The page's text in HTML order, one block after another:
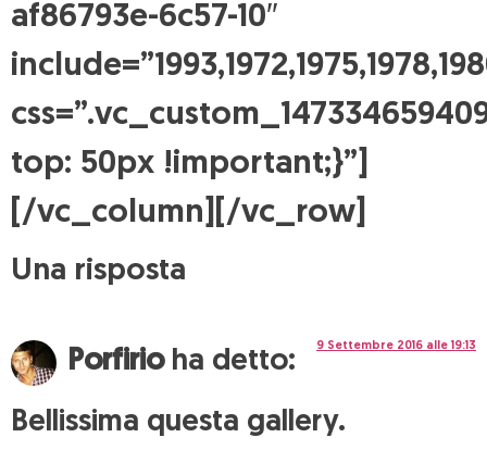
af86793e-6c57-10″
top: 50px !important;}”]
[/vc_column][/vc_row]
Una risposta
Porfirio ha detto:
9 Settembre 2016 alle 19:13
Bellissima questa gallery.